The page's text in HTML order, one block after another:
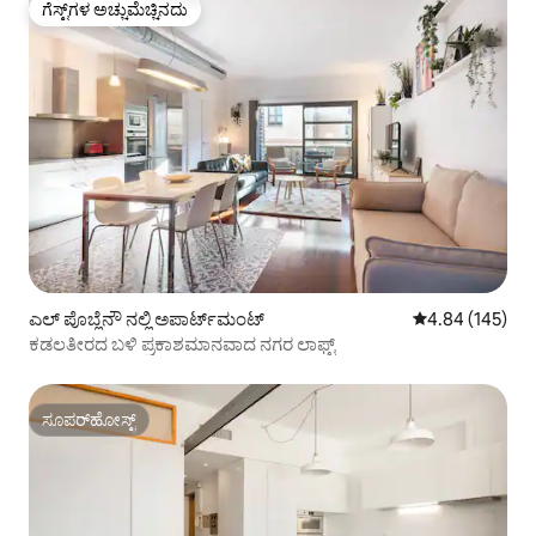
ಗೆಸ್ಟ್‌ಗಳ ಅಚ್ಚುಮೆಚ್ಚಿನದು
ಗೆಸ್ಟ್‌ಗಳ ಅಚ್ಚುಮೆಚ್ಚಿನದು
ಎಲ್ ಪೊಬ್ಲೆನೌ ನಲ್ಲಿ ಅಪಾರ್ಟ್‌ಮಂಟ್ 5 ರಲ್ಲಿ 4.84
4.84 (145)
ಕಡಲತೀರದ ಬಳಿ ಪ್ರಕಾಶಮಾನವಾದ ನಗರ ಲಾಫ್ಟ್
ಸೂಪರ್‌ಹೋಸ್ಟ್
ಸೂಪರ್‌ಹೋಸ್ಟ್